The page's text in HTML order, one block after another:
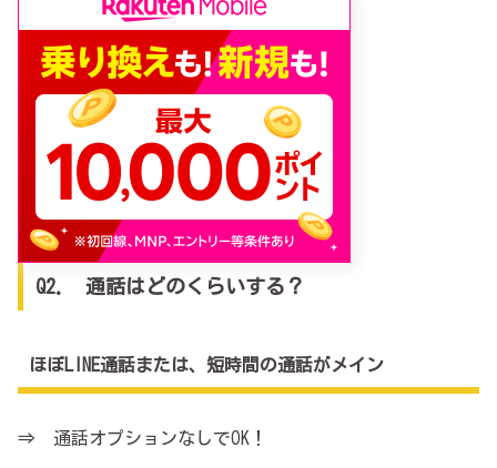
Q2. 通話はどのくらいする？
ほぼLINE通話または、短時間の通話がメイン
⇒ 通話オプションなしでOK！